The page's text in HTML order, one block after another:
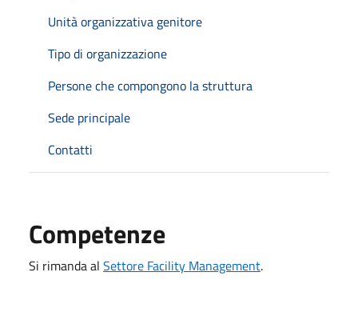
Unità organizzativa genitore
Tipo di organizzazione
Persone che compongono la struttura
Sede principale
Contatti
Competenze
Si rimanda al Settore Facility Management.